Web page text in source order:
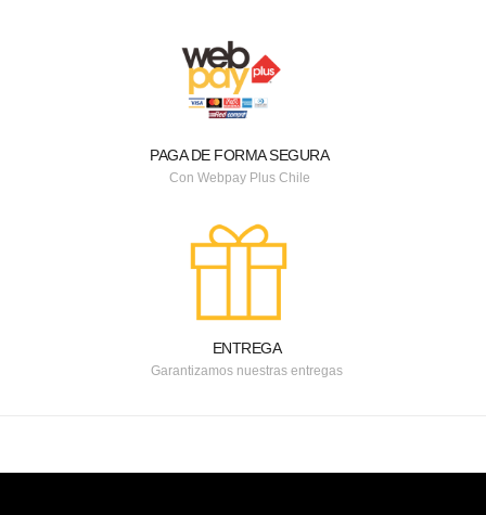
PAGA DE FORMA SEGURA
Con Webpay Plus Chile
ENTREGA
Garantizamos nuestras entregas